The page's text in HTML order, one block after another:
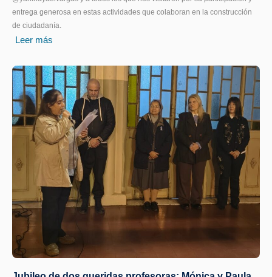
entrega generosa en estas actividades que colaboran en la construcción
de ciudadanía.
Leer más